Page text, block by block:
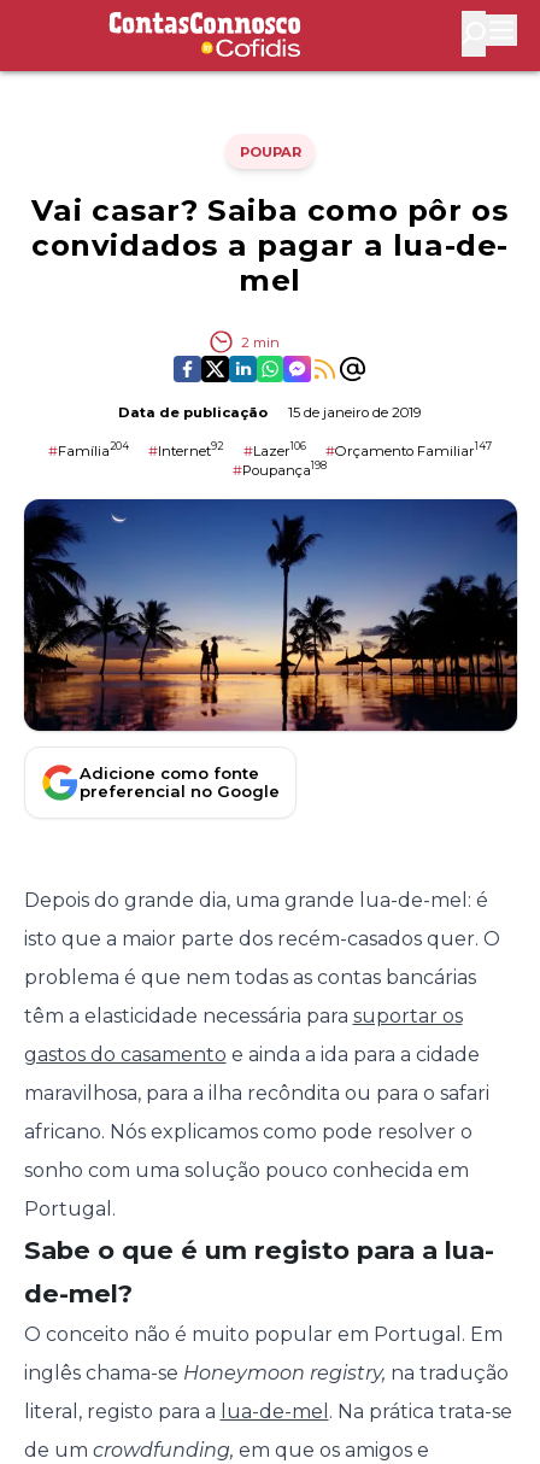
Contas Connosco by Cofidis
POUPAR
Vai casar? Saiba como pôr os
convidados a pagar a lua-de-
mel
2 min
Data de publicação 15 de janeiro de 2019
#Família204 #Internet92 #Lazer106 #Orçamento Familiar147
#Poupança198
Adicione como fonte
preferencial no Google
Depois do grande dia, uma grande lua-de-mel: é
isto que a maior parte dos recém-casados quer. O
problema é que nem todas as contas bancárias
têm a elasticidade necessária para suportar os
gastos do casamento e ainda a ida para a cidade
maravilhosa, para a ilha recôndita ou para o safari
africano. Nós explicamos como pode resolver o
sonho com uma solução pouco conhecida em
Portugal.
Sabe o que é um registo para a lua-
de-mel?
O conceito não é muito popular em Portugal. Em
inglês chama-se Honeymoon registry, na tradução
literal, registo para a lua-de-mel . Na prática trata-se
de um crowdfunding, em que os amigos e